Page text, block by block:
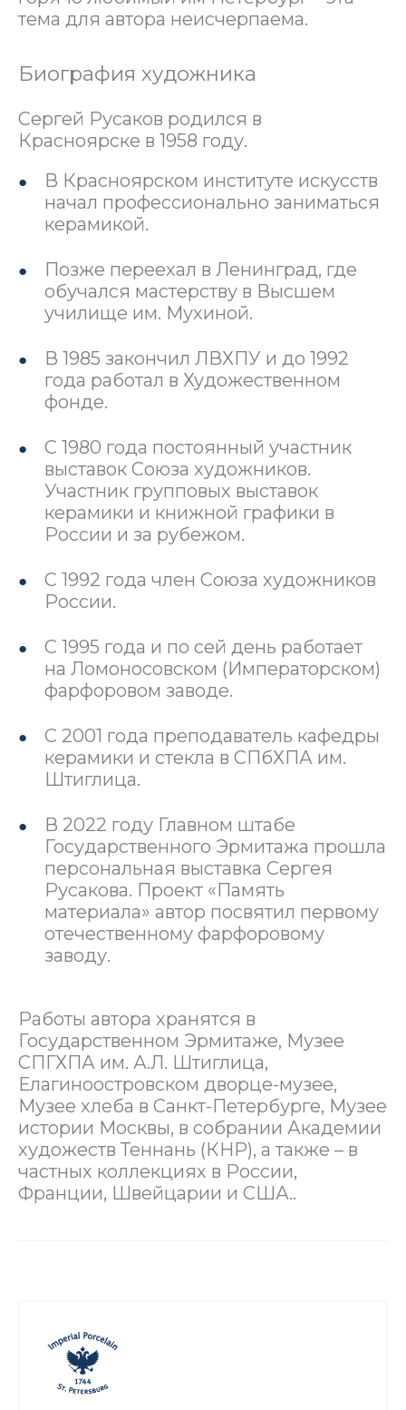
тема для автора неисчерпаема.
Биография художника
Сергей Русаков родился в
Красноярске в 1958 году.
В Красноярском институте искусств
начал профессионально заниматься
керамикой.
Позже переехал в Ленинград, где
обучался мастерству в Высшем
училище им. Мухиной.
В 1985 закончил ЛВХПУ и до 1992
года работал в Художественном
фонде.
C 1980 года постоянный участник
выставок Союза художников.
Участник групповых выставок
керамики и книжной графики в
России и за рубежом.
С 1992 года член Союза художников
России.
С 1995 года и по сей день работает
на Ломоносовском (Императорском)
фарфоровом заводе.
С 2001 года преподаватель кафедры
керамики и стекла в СПбХПА им.
Штиглица.
В 2022 году Главном штабе
Государственного Эрмитажа прошла
персональная выставка Сергея
Русакова. Проект «Память
материала» автор посвятил первому
отечественному фарфоровому
заводу.
Работы автора хранятся в
Государственном Эрмитаже, Музее
СПГХПА им. А.Л. Штиглица,
Елагиноостровском дворце-музее,
Музее хлеба в Санкт-Петербурге, Музее
истории Москвы, в собрании Академии
художеств Теннань (КНР), а также – в
частных коллекциях в России,
Франции, Швейцарии и США..